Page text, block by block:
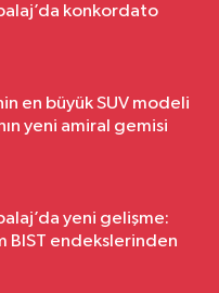
konkordato
en büyük SUV modeli
yeni amiral gemisi
yeni gelişme:
BIST endekslerinden